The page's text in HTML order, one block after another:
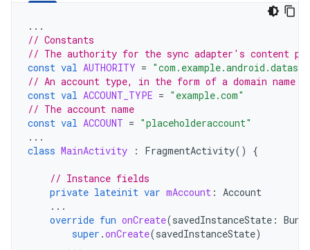
...
// Constants
// The authority for the sync adapter's content
const val AUTHORITY =
// An account type, in the form of a domain name
const val ACCOUNT_TYPE = "example.com"
// The account name
const val ACCOUNT = "placeholderaccount"
...
class MainActivity : FragmentActivity() {
// Instance fields
private lateinit var mAccount : Account
...
override fun onCreate(savedInstanceState :
super .onCreate(savedInstanceState)